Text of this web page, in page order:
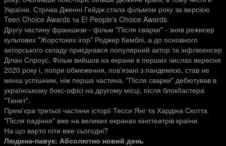
України. Стрічка Дженні Гейдж стала фільмом року за версією
Teen Choice Awards та E! People's Choice Awards.
Другу частину франшизи - фільм "Після сварки" - зняв режисер
культових "Жорстоких ігор" Роджер Кемблі, а до основного
акторського складу приєднався популярний актор та інфлюенсер
Ділан Спроус. Фільм вийшов на екрани в перших числах вересня
2020 року і, попри обмеження, пов'язані з пандемією, став не
менш успішним, ніж перша частина. "Після сварки" дебютував в
українському бокс-офісі на другому місці, після блокбастера
"Тенет".
Прем'єра третьої частини історії Тесси Янг та Хардіна Скотта
"Після падіння" вже на великих екранах кінотеатрів країни.
На що варто піти вже сьогодні?
Людина-павук: Абсолютно новий день